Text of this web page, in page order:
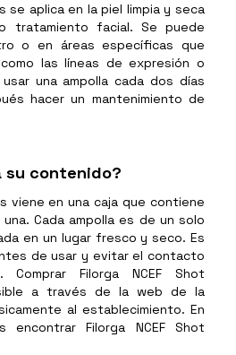
se aplica en la piel limpia y seca
tratamiento facial. Se puede
o en áreas específicas que
las líneas de expresión o
una ampolla cada dos días
hacer un mantenimiento de
su contenido?
viene en una caja que contiene
Cada ampolla es de un solo
en un lugar fresco y seco. Es
de usar y evitar el contacto
ComprarFilorga NCEF Shot
a través de la web de la
al establecimiento. En
encontrarFilorga NCEF Shot